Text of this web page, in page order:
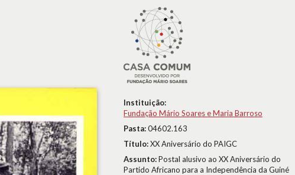
Instituição:
Fundação Mário Soares e Maria Barroso
Pasta:04602.163
Título:XX Aniversário do PAIGC
Assunto:Postal alusivo ao XX Aniversário do
Partido Africano para a Independência da Guiné